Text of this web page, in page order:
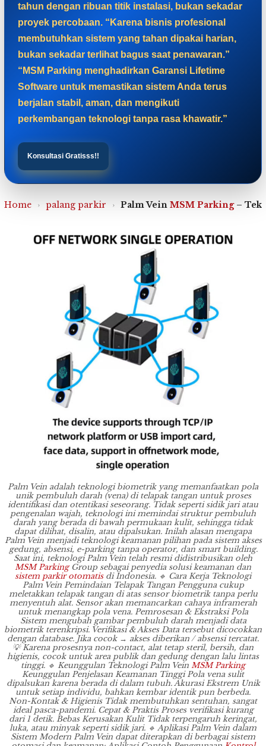
tahun dengan ribuan titik instalasi, bukan sekadar
proyek percobaan. “Karena bisnis profesional
membutuhkan sistem yang tahan dipakai harian,
bukan sekadar terlihat bagus saat penawaran.”
“MSM Parking menghadirkan Garansi Lifetime
Software untuk memastikan sistem Anda terus
berjalan stabil, aman, dan mengikuti
perkembangan teknologi tanpa rasa khawatir.”
Konsultasi Gratisss!!
Home › palang parkir › Palm Vein MSM Parking–
Palm Vein adalah teknologi biometrik yang memanfaatkan pola
unik pembuluh darah (vena) di telapak tangan untuk proses
identifikasi dan otentikasi seseorang. Tidak seperti sidik jari atau
pengenalan wajah, teknologi ini memindai struktur pembuluh
darah yang berada di bawah permukaan kulit, sehingga tidak
dapat dilihat, disalin, atau dipalsukan. Inilah alasan mengapa
Palm Vein menjadi teknologi keamanan pilihan pada sistem akses
gedung, absensi, e-parking tanpa operator, dan smart building.
Saat ini, teknologi Palm Vein telah resmi didistribusikan oleh
MSM ParkingGroup sebagai penyedia solusi keamanan dan
sistem parkir otomatisdi Indonesia. 🔹 Cara Kerja Teknologi
Palm Vein Pemindaian Telapak Tangan Pengguna cukup
meletakkan telapak tangan di atas sensor biometrik tanpa perlu
menyentuh alat. Sensor akan memancarkan cahaya inframerah
untuk menangkap pola vena. Pemrosesan & Ekstraksi Pola
Sistem mengubah gambar pembuluh darah menjadi data
biometrik terenkripsi. Verifikasi & Akses Data tersebut dicocokkan
dengan database. Jika cocok → akses diberikan / absensi tercatat.
💡 Karena prosesnya non-contact, alat tetap steril, bersih, dan
higienis, cocok untuk area publik dan gedung dengan lalu lintas
tinggi. 🔹 Keunggulan Teknologi Palm Vein MSM Parking
Keunggulan Penjelasan Keamanan Tinggi Pola vena sulit
dipalsukan karena berada di dalam tubuh. Akurasi Ekstrem Unik
untuk setiap individu, bahkan kembar identik pun berbeda.
Non-Kontak & Higienis Tidak membutuhkan sentuhan, sangat
ideal pasca-pandemi. Cepat & Praktis Proses verifikasi kurang
dari 1 detik. Bebas Kerusakan Kulit Tidak terpengaruh keringat,
luka, atau minyak seperti sidik jari. 🔹 Aplikasi Palm Vein dalam
Sistem Modern Palm Vein dapat diterapkan di berbagai sistem